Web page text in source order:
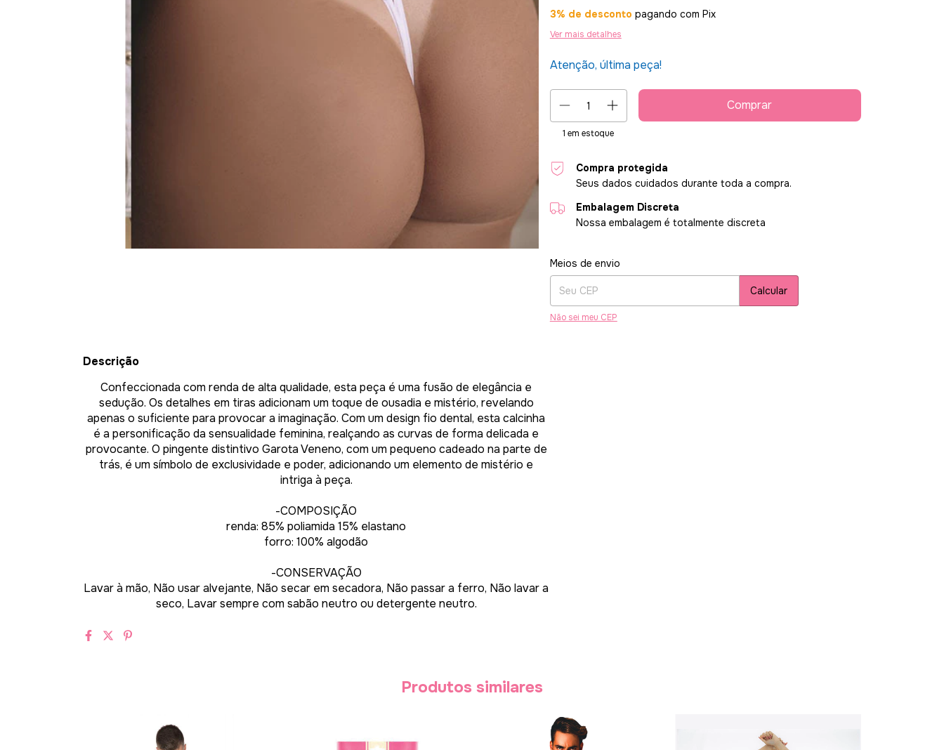
3% de desconto pagando com Pix
Ver mais detalhes
Atenção, última peça!
1 em estoque
Compra protegida
Seus dados cuidados durante toda a compra.
Embalagem Discreta
Nossa embalagem é totalmente discreta
Entregas para o CEP:
Meios de envio
Calcular
Não sei meu CEP
Descrição
Confeccionada com renda de alta qualidade, esta peça é uma fusão de elegância e
sedução. Os detalhes em tiras adicionam um toque de ousadia e mistério, revelando
apenas o suficiente para provocar a imaginação. Com um design fio dental, esta calcinha
é a personificação da sensualidade feminina, realçando as curvas de forma delicada e
provocante. O pingente distintivo Garota Veneno, com um pequeno cadeado na parte de
trás, é um símbolo de exclusividade e poder, adicionando um elemento de mistério e
intriga à peça.
-COMPOSIÇÃO
renda: 85% poliamida 15% elastano
forro: 100% algodão
-CONSERVAÇÃO
Lavar à mão, Não usar alvejante, Não secar em secadora, Não passar a ferro, Não lavar a
seco, Lavar sempre com sabão neutro ou detergente neutro.
Produtos similares